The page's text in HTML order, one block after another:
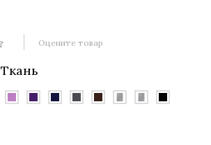
Оцените товар
Ткань